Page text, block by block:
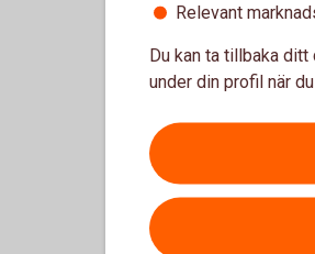
Relevant
Du kan ta tillbaka
under din profil när